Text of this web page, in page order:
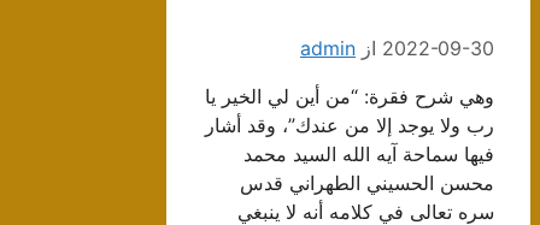
2022-09-30 از admin
وهي شرح فقرة: “من أين لي الخير يا
رب ولا يوجد إلا من عندك”، وقد أشار
فيها سماحة آيه الله السيد محمد
محسن الحسيني الطهراني قدس
سره تعالى في كلامه أنه لا ينبغي